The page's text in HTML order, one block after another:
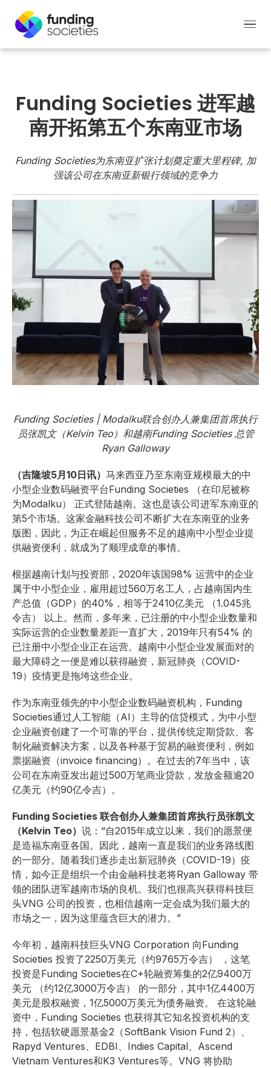
Funding Societies 进军越
南开拓第五个东南亚市场
Funding Societies为东南亚扩张计划奠定重大里程碑, 加
强该公司在东南亚新银行领域的竞争力
Funding Societies | Modalku联合创办人兼集团首席执行
员张凯文（Kelvin Teo）和越南Funding Societies 总管
Ryan Galloway
（吉隆坡5月10日讯） 马来西亚乃至东南亚规模最大的中
小型企业数码融资平台Funding Societies （在印尼被称
为Modalku） 正式登陆越南。这也是该公司进军东南亚的
第5个市场。这家金融科技公司不断扩大在东南亚的业务
版图，因此，为正在崛起但服务不足的越南中小型企业提
供融资便利，就成为了顺理成章的事情。
根据越南计划与投资部，2020年该国98% 运营中的企业
属于中小型企业，雇用超过560万名工人，占越南国内生
产总值（GDP）的40%，相等于2410亿美元 （1.045兆
令吉） 以上。然而，多年来，已注册的中小型企业数量和
实际运营的企业数量差距一直扩大，2019年只有54% 的
已注册中小型企业正在运营。越南中小型企业发展面对的
最大障碍之一便是难以获得融资，新冠肺炎（COVID-
19）疫情更是拖垮这些企业。
作为东南亚领先的中小型企业数码融资机构，Funding
Societies通过人工智能（AI）主导的信贷模式，为中小型
企业融资创建了一个可靠的平台，提供传统定期贷款、客
制化融资解决方案，以及各种基于贸易的融资便利，例如
票据融资（invoice financing）。在过去的7年当中，该
公司在东南亚发出超过500万笔商业贷款，发放金额逾20
亿美元（约90亿令吉）。
Funding Societies 联合创办人兼集团首席执行员张凯文
（Kelvin Teo） 说：“自2015年成立以来，我们的愿景便
是造福东南亚各国。因此，越南一直是我们的业务路线图
的一部分。随着我们逐步走出新冠肺炎（COVID-19）疫
情，如今正是组织一个由金融科技老将Ryan Galloway 带
领的团队进军越南市场的良机。我们也很高兴获得科技巨
头VNG 公司的投资，也相信越南一定会成为我们最大的
市场之一，因为这里蕴含巨大的潜力。”
今年初，越南科技巨头VNG Corporation 向Funding
Societies 投资了2250万美元（约9765万令吉） ，这笔
投资是Funding Societies在C+轮融资筹集的2亿9400万
美元 （约12亿3000万令吉） 的一部分，其中1亿4400万
美元是股权融资，1亿5000万美元为债务融资。 在这轮融
资中，Funding Societies 也获得其它知名投资机构的支
持，包括软硬愿景基金2（SoftBank Vision Fund 2）、
Rapyd Ventures、EDBI、Indies Capital、Ascend
Vietnam Ventures和K3 Ventures等。VNG 将协助